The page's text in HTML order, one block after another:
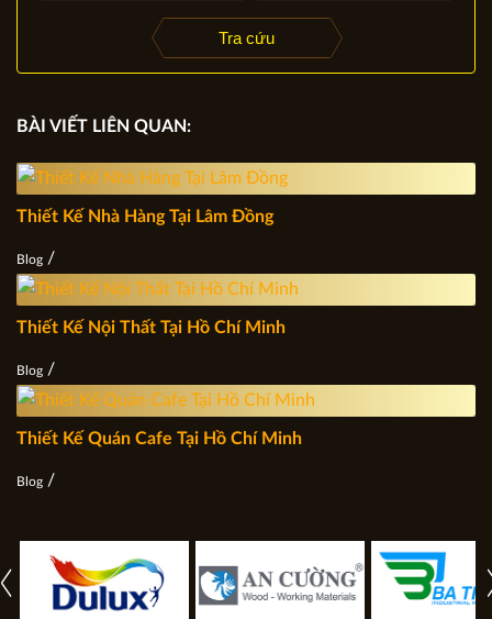
Tra cứu
BÀI VIẾT LIÊN QUAN:
Thiết Kế Nhà Hàng Tại Lâm Đồng
Blog /
Thiết Kế Nội Thất Tại Hồ Chí Minh
Blog /
Thiết Kế Quán Cafe Tại Hồ Chí Minh
Blog /